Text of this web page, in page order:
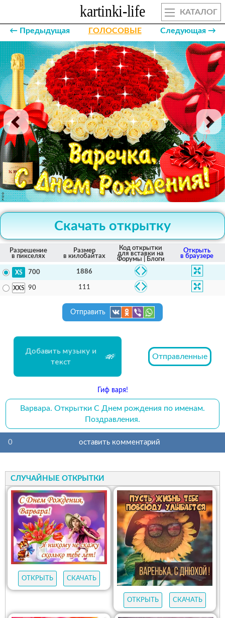
КАТАЛОГ
← Предыдущая ГОЛОСОВЫЕ Следующая →
Скачать открытку
Разрешение
в пикселях
Размер
в килобайтах
Код открытки
для вставки на
Форумы | Блоги
Открыть
в браузере
700 1886
90 111
Отправить
Добавить музыку и
текст
Отправленные
Гиф варя!
Варвара. Открытки С Днем рождения по именам.
Поздравления.
0 оставить комментарий
СЛУЧАЙНЫЕ ОТКРЫТКИ
ОТКРЫТЬ СКАЧАТЬ
ОТКРЫТЬ СКАЧАТЬ